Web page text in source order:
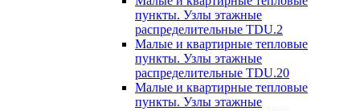
пункты. Узлы этажные
распределительные TDU.2
Малые и квартирные тепловые
пункты. Узлы этажные
распределительные TDU.20
Малые и квартирные тепловые
пункты. Узлы этажные